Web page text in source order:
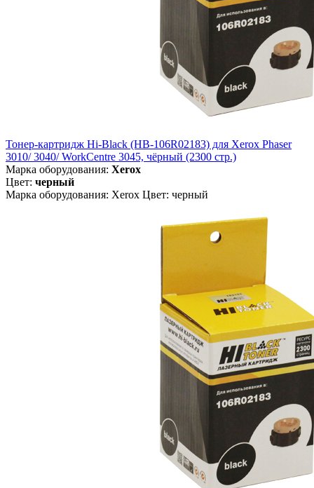
Тонер-картридж Hi-Black (HB-106R02183) для Xerox Phaser
3010/ 3040/ WorkCentre 3045, чёрный (2300 стр.)
Марка оборудования: Xerox
Цвет: черный
Марка оборудования: Xerox Цвет: черный